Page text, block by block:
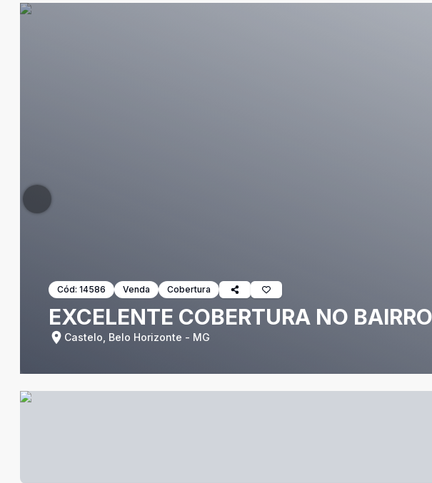
Cód: 14586 Venda Cobertura
EXCELENTE COBERTURA NO
Castelo, Belo Horizonte - MG